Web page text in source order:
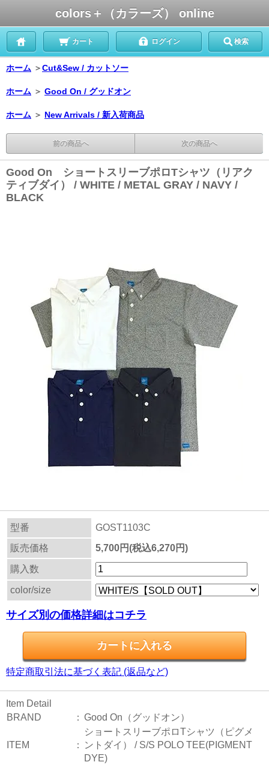
colors＋（カラーズ） online
カート ログイン 検索
ホーム ＞Cut&Sew / カットソー
ホーム ＞ Good On / グッドオン
ホーム ＞ New Arrivals / 新入荷商品
前の商品へ 次の商品へ
Good On ショートスリーブポロTシャツ（リアク
ティブダイ） / WHITE / METAL GRAY / NAVY /
BLACK
型番
GOST1103C
販売価格
5,700円(税込6,270円)
購入数
color/size
サイズ別の価格詳細はコチラ
特定商取引法に基づく表記 (返品など)
Item Detail
BRAND
： Good On（グッドオン）
ITEM ：
ショートスリーブポロTシャツ（ピグメ
ントダイ） / S/S POLO TEE(PIGMENT
DYE)